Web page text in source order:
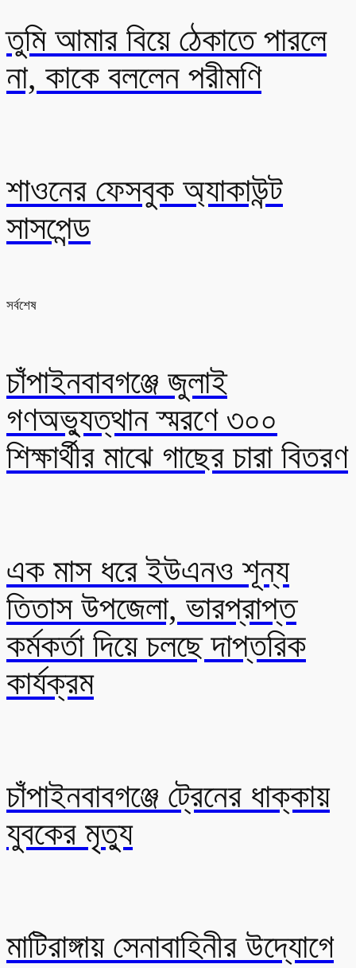
তুমি আমার বিয়ে ঠেকাতে পারলে
না, কাকে বললেন পরীমণি
শাওনের ফেসবুক অ্যাকাউন্ট
সাসপেন্ড
সর্বশেষ
চাঁপাইনবাবগঞ্জে জুলাই
গণঅভ্যুত্থান স্মরণে ৩০০
শিক্ষার্থীর মাঝে গাছের চারা বিতরণ
এক মাস ধরে ইউএনও শূন্য
তিতাস উপজেলা, ভারপ্রাপ্ত
কর্মকর্তা দিয়ে চলছে দাপ্তরিক
কার্যক্রম
চাঁপাইনবাবগঞ্জে ট্রেনের ধাক্কায়
যুবকের মৃত্যু
মাটিরাঙ্গায় সেনাবাহিনীর উদ্যোগে